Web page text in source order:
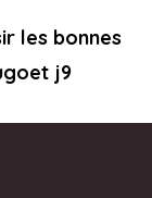
les bonnes
j9